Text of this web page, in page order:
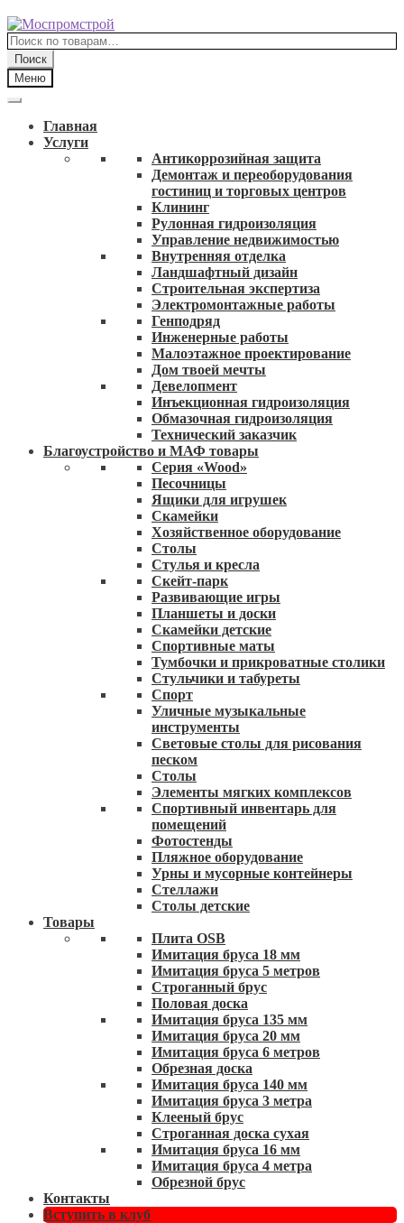
Перейти
к
навигации
Перейти
к
содержимому
Искать:
Поиск
Меню
Главная
Услуги
Антикоррозийная защита
Демонтаж и переоборудования
гостиниц и торговых центров
Клининг
Рулонная гидроизоляция
Управление недвижимостью
Внутренняя отделка
Ландшафтный дизайн
Строительная экспертиза
Электромонтажные работы
Генподряд
Инженерные работы
Малоэтажное проектирование
Дом твоей мечты
Девелопмент
Инъекционная гидроизоляция
Обмазочная гидроизоляция
Технический заказчик
Благоустройство и МАФ товары
Серия «Wood»
Песочницы
Ящики для игрушек
Скамейки
Хозяйственное оборудование
Столы
Стулья и кресла
Скейт-парк
Развивающие игры
Планшеты и доски
Скамейки детские
Спортивные маты
Тумбочки и прикроватные столики
Стульчики и табуреты
Спорт
Уличные музыкальные
инструменты
Световые столы для рисования
песком
Столы
Элементы мягких комплексов
Спортивный инвентарь для
помещений
Фотостенды
Пляжное оборудование
Урны и мусорные контейнеры
Стеллажи
Столы детские
Товары
Плита OSB
Имитация бруса 18 мм
Имитация бруса 5 метров
Строганный брус
Половая доска
Имитация бруса 135 мм
Имитация бруса 20 мм
Имитация бруса 6 метров
Обрезная доска
Имитация бруса 140 мм
Имитация бруса 3 метра
Клееный брус
Строганная доска сухая
Имитация бруса 16 мм
Имитация бруса 4 метра
Обрезной брус
Контакты
Вступить в клуб